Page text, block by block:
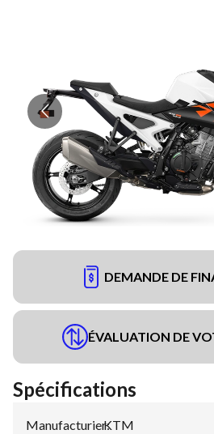
DEMANDE DE
ÉVALUATION DE
Spécifications
Manufacturier:
KTM